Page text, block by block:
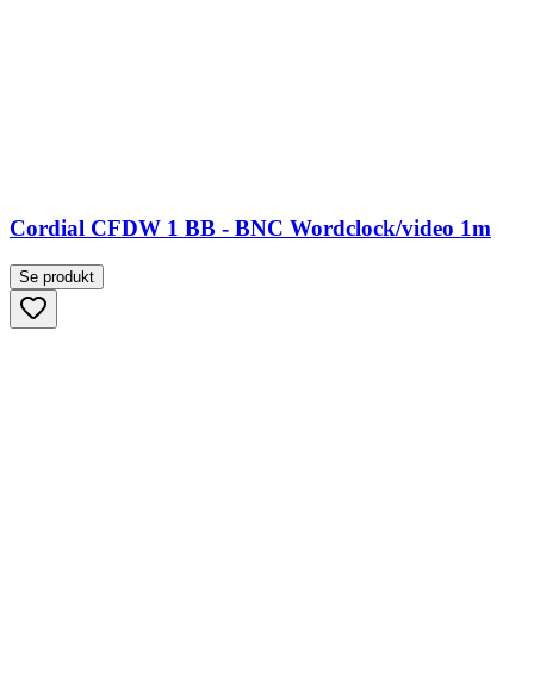
Cordial CFDW 1 BB - BNC Wordclock/video 1m
Se produkt